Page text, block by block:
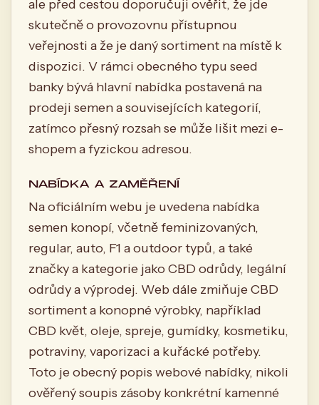
ale před cestou doporučuji ověřit, že jde
skutečně o provozovnu přístupnou
veřejnosti a že je daný sortiment na místě k
dispozici. V rámci obecného typu seed
banky bývá hlavní nabídka postavená na
prodeji semen a souvisejících kategorií,
zatímco přesný rozsah se může lišit mezi e-
shopem a fyzickou adresou.
NABÍDKA A ZAMĚŘENÍ
Na oficiálním webu je uvedena nabídka
semen konopí, včetně feminizovaných,
regular, auto, F1 a outdoor typů, a také
značky a kategorie jako CBD odrůdy, legální
odrůdy a výprodej. Web dále zmiňuje CBD
sortiment a konopné výrobky, například
CBD květ, oleje, spreje, gumídky, kosmetiku,
potraviny, vaporizaci a kuřácké potřeby.
Toto je obecný popis webové nabídky, nikoli
ověřený soupis zásoby konkrétní kamenné